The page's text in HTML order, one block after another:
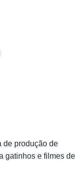
de produção de
gatinhos e filmes de